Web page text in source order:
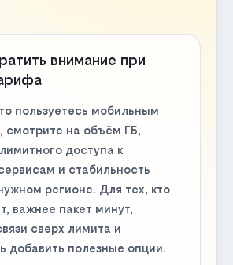
внимание при
пользуетесь мобильным
смотрите на объём ГБ,
доступа к
и стабильность
регионе. Для тех, кто
важнее пакет минут,
сверх лимита и
добавить полезные опции.